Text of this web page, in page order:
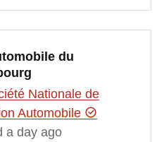
du
Nationale de
Automobile
a day ago